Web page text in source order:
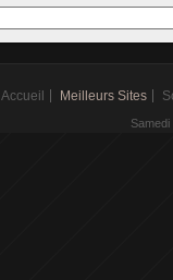
Accueil Meilleurs Sites